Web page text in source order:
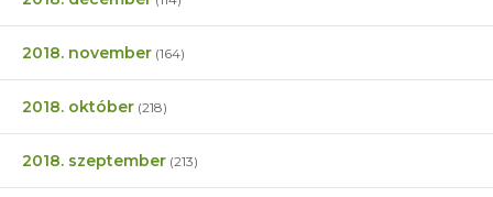
2018. november (164)
2018. október (218)
2018. szeptember (213)